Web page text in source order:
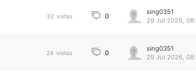
32 vistas 0
sing0351
29 Jul 2026,
24 vistas 0
sing0351
29 Jul 2026,